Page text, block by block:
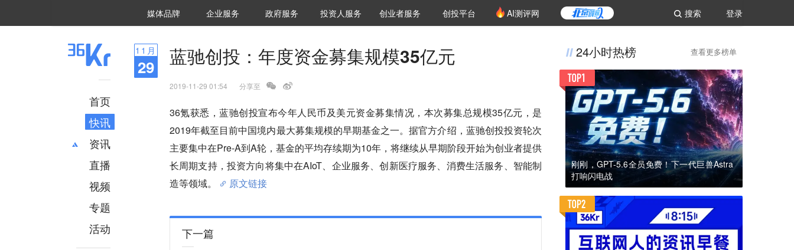
登录
搜索
媒体品牌 36Kr研究院
企业服务 城市之窗
政府服务 VClub投资机构库
投资机构职位推介
投资人服务 创投氪堂
创业者服务 创投平台 AI测评网
首页
快讯
资讯
推荐
财经
项目推荐
安徽
直播
视频
专题
活动
11 月
29 蓝驰创投：年度资金募集规模35亿元
2019-11-29 01:54 分享至
36氪获悉，蓝驰创投宣布今年人民币及美元资金募集情况，本次募集总规模35亿元，是
2019年截至目前中国境内最大募集规模的早期基金之一。据官方介绍，蓝驰创投投资轮次
主要集中在Pre-A到A轮，基金的平均存续期为10年，将继续从早期阶段开始为创业者提供
长周期支持，投资方向将集中在AIoT、企业服务、创新医疗服务、消费生活服务、智能制
造等领域。
原文链接
下一篇
24小时热榜 查看更多榜单
刚刚，GPT-5.6全员免费！下一代巨兽Astra
打响闪电战